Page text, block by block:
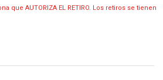
que AUTORIZA EL RETIRO. Los retiros se tienen